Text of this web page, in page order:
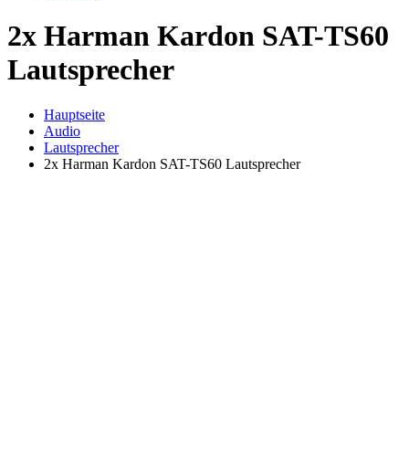
2x Harman Kardon SAT-TS60
Lautsprecher
Hauptseite
Audio
Lautsprecher
2x Harman Kardon SAT-TS60 Lautsprecher